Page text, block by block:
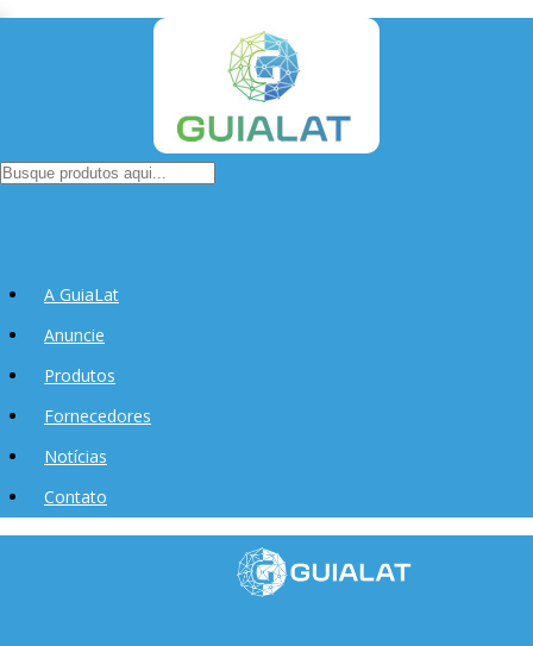
A GuiaLat
Anuncie
Produtos
Fornecedores
Notícias
Contato